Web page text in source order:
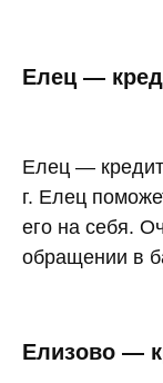
Елец —
Елец —
г. Елец
его на себя.
обращении в
Елизово —